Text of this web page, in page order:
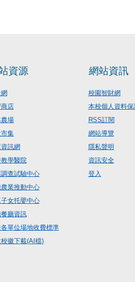
資源
店
場
集
訊網
學醫院
查試驗中心
業推動中心
子女托嬰中心
餐廳資訊
單位場地收費標準
徽下載(AI檔)
網站資訊
校園智財網
本校個人資料保
RSS訂閱
網站導覽
隱私聲明
資訊安全
登入